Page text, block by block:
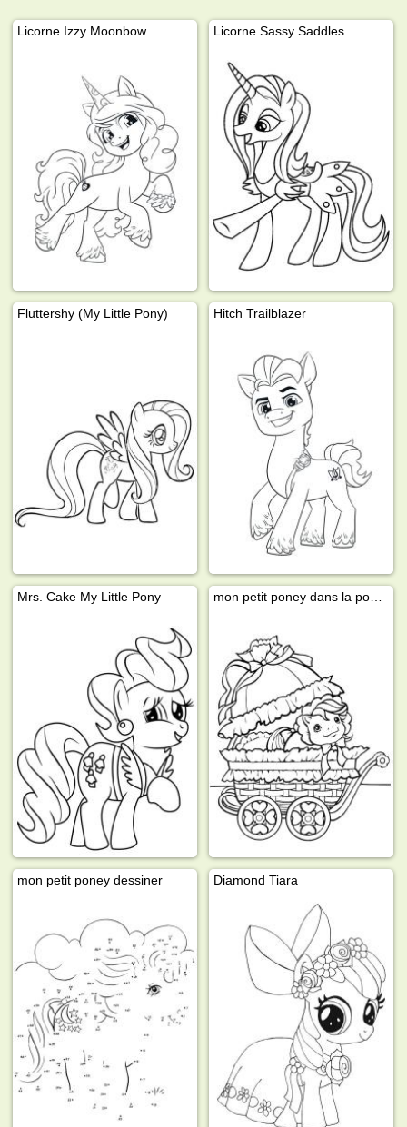
Licorne Izzy Moonbow Licorne Sassy Saddles
Fluttershy (My Little Pony) Hitch Trailblazer
Mrs. Cake My Little Pony
mon petit poney dessiner Diamond Tiara